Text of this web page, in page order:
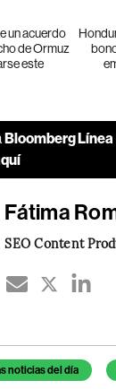
un acuerdo
de Ormuz
este
Bloomberg Línea
Fátima
SEO Content
artículo
noticias del día